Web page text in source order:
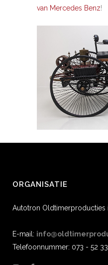
van Mercedes Benz!
ORGANISATIE
Autotron Oldtimerproducties
E-mail:
Telefoonnummer: 073 - 52 33